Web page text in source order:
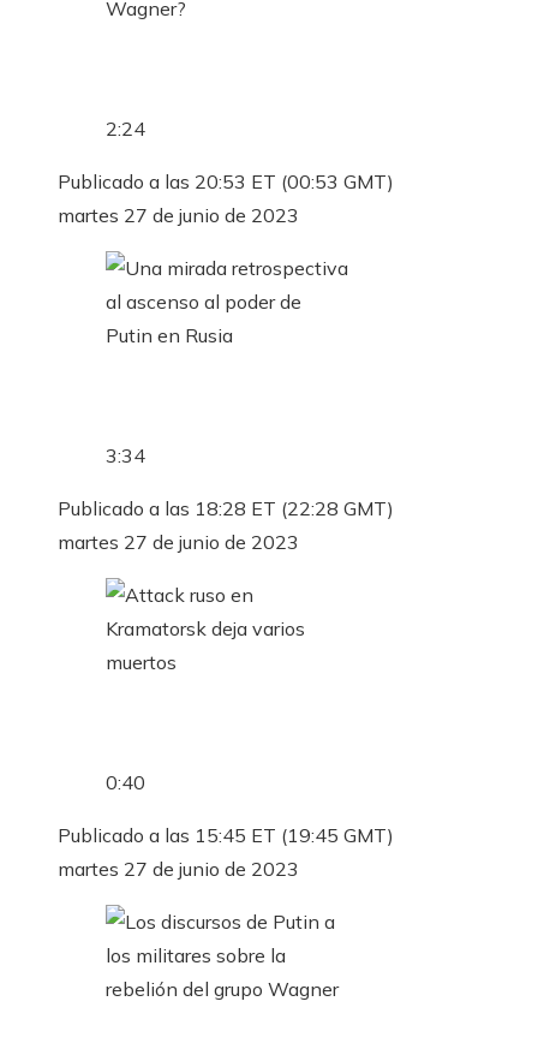
2:24
Publicado a las 20:53 ET (00:53 GMT)
martes 27 de junio de 2023
3:34
Publicado a las 18:28 ET (22:28 GMT)
martes 27 de junio de 2023
0:40
Publicado a las 15:45 ET (19:45 GMT)
martes 27 de junio de 2023